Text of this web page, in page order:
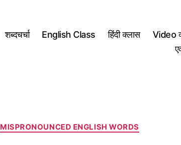
शब्दचर्चा English Class हिंदी क्लास Video
Categories
MISPRONOUNCED ENGLISH WORDS